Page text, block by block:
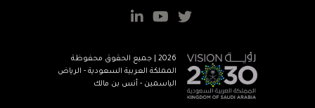
2026 | جميع الحقوق محفوظة
المملكة العربية السعودية - الرياض
الياسمين - أنس بن مالك